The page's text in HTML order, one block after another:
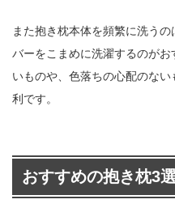
また抱き枕本体を頻繁に洗う
バーをこまめに洗濯するのが
いものや、色落ちの心配のな
利です。
おすすめの抱き枕3選